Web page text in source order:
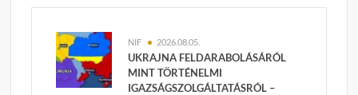
NIF 2026.08.05.
UKRAJNA FELDARABOLÁSÁRÓL
MINT TÖRTÉNELMI
IGAZSÁGSZOLGÁLTATÁSRÓL –